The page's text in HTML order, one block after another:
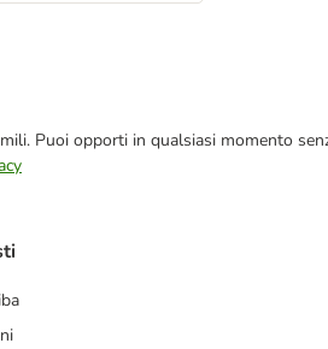
Puoi opporti in qualsiasi momento